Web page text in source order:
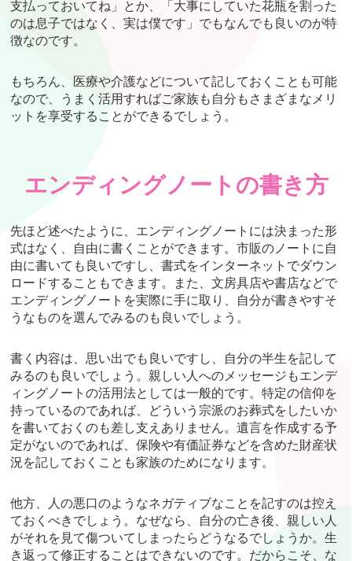
支払っておいてね」とか、「大事にしていた花瓶を割った
のは息子ではなく、実は僕です」でもなんでも良いのが特
徴なのです。
もちろん、医療や介護などについて記しておくことも可能
なので、うまく活用すればご家族も自分もさまざまなメリ
ットを享受することができるでしょう。
エンディングノートの書き方
先ほど述べたように、エンディングノートには決まった形
式はなく、自由に書くことができます。市販のノートに自
由に書いても良いですし、書式をインターネットでダウン
ロードすることもできます。また、文房具店や書店などで
エンディングノートを実際に手に取り、自分が書きやすそ
うなものを選んでみるのも良いでしょう。
書く内容は、思い出でも良いですし、自分の半生を記して
みるのも良いでしょう。親しい人へのメッセージもエンデ
ィングノートの活用法としては一般的です。特定の信仰を
持っているのであれば、どういう宗派のお葬式をしたいか
を書いておくのも差し支えありません。遺言を作成する予
定がないのであれば、保険や有価証券などを含めた財産状
況を記しておくことも家族のためになります。
他方、人の悪口のようなネガティブなことを記すのは控え
ておくべきでしょう。なぜなら、自分の亡き後、親しい人
がそれを見て傷ついてしまったらどうなるでしょうか。生
き返って修正することはできないのです。だからこそ、な